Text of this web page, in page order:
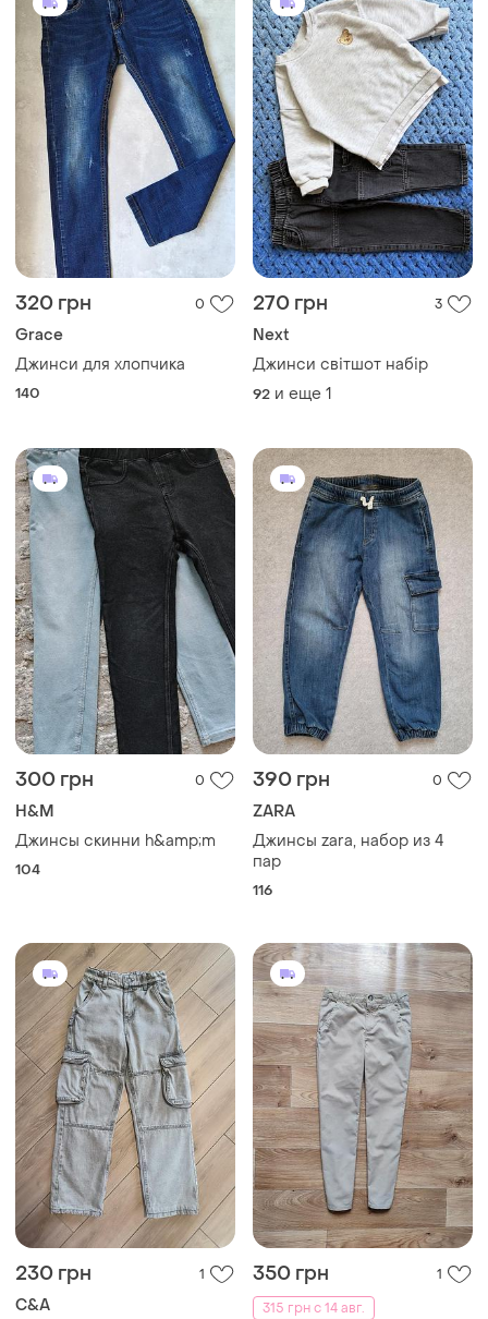
320 грн 0
Grace
Джинси для хлопчика
140
270 грн 3
Next
Джинси світшот набір
92 и еще 1
300 грн 0
H&M
Джинсы скинни h&amp;m
104
390 грн 0
ZARA
Джинсы zara, набор из 4
пар
116
230 грн 1
C&A
350 грн
1
315 грн с 14 авг.